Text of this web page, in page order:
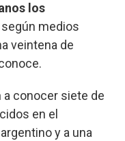
los
medios
veintena de
a conocer siete de
en el
y a una